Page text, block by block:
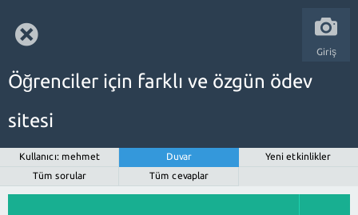
Giriş
Öğrenciler için farklı ve özgün ödev
sitesi
Kullanıcı: mehmet Duvar
Yeni etkinlikler
Tüm sorular
Tüm cevaplar